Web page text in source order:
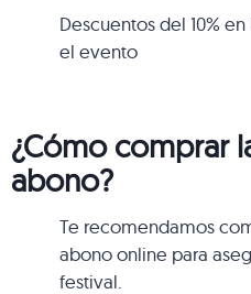
Descuentos del 10%
el evento
¿Cómo comprar
abono?
Te recomendamos
abono online para
festival.